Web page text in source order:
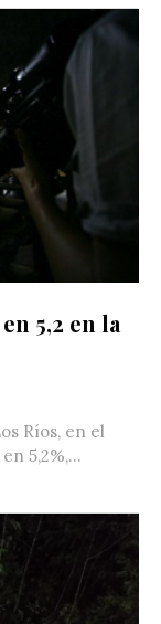
5,2 en la
Ríos, en el
5,2%,...